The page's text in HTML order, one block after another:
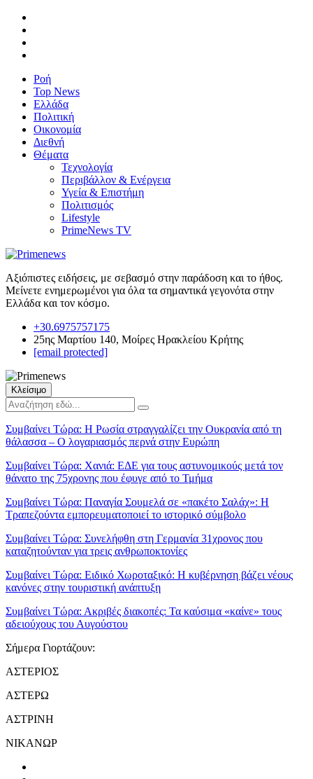
Ροή
Top News
Ελλάδα
Πολιτική
Οικονομία
Διεθνή
Θέματα
Τεχνολογία
Περιβάλλον & Ενέργεια
Υγεία & Επιστήμη
Πολιτισμός
Lifestyle
PrimeNews TV
Αξιόπιστες ειδήσεις, με σεβασμό στην παράδοση και το ήθος.
Μείνετε ενημερωμένοι για όλα τα σημαντικά γεγονότα στην
Ελλάδα και τον κόσμο.
+30.6975757175
25ης Μαρτίου 140, Μοίρες Ηρακλείου Κρήτης
[email protected]
Κλείσιμο
Συμβαίνει Τώρα: Η Ρωσία στραγγαλίζει την Ουκρανία από τη
θάλασσα – Ο λογαριασμός περνά στην Ευρώπη
Συμβαίνει Τώρα: Χανιά: ΕΔΕ για τους αστυνομικούς μετά τον
θάνατο της 75χρονης που έφυγε από το Τμήμα
Συμβαίνει Τώρα: Παναγία Σουμελά σε «πακέτο Σαλάχ»: Η
Τραπεζούντα εμπορευματοποιεί το ιστορικό σύμβολο
Συμβαίνει Τώρα: Συνελήφθη στη Γερμανία 31χρονος που
καταζητούνταν για τρεις ανθρωποκτονίες
Συμβαίνει Τώρα: Ειδικό Χωροταξικό: Η κυβέρνηση βάζει νέους
κανόνες στην τουριστική ανάπτυξη
Συμβαίνει Τώρα: Ακριβές διακοπές: Τα καύσιμα «καίνε» τους
αδειούχους του Αυγούστου
Σήμερα Γιορτάζουν:
ΑΣΤΕΡΙΟΣ
ΑΣΤΕΡΩ
ΑΣΤΡΙΝΗ
ΝΙΚΑΝΩΡ